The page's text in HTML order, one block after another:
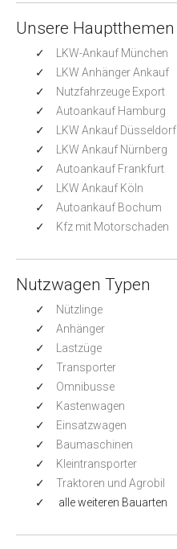
Unsere Hauptthemen
LKW-Ankauf München
LKW Anhänger Ankauf
Nutzfahrzeuge Export
Autoankauf Hamburg
LKW Ankauf Düsseldorf
LKW Ankauf Nürnberg
Autoankauf Frankfurt
LKW Ankauf Köln
Autoankauf Bochum
Kfz mit Motorschaden
Nutzwagen Typen
Nützlinge
Anhänger
Lastzüge
Transporter
Omnibusse
Kastenwagen
Einsatzwagen
Baumaschinen
Kleintransporter
Traktoren und Agrobil
alle weiteren Bauarten